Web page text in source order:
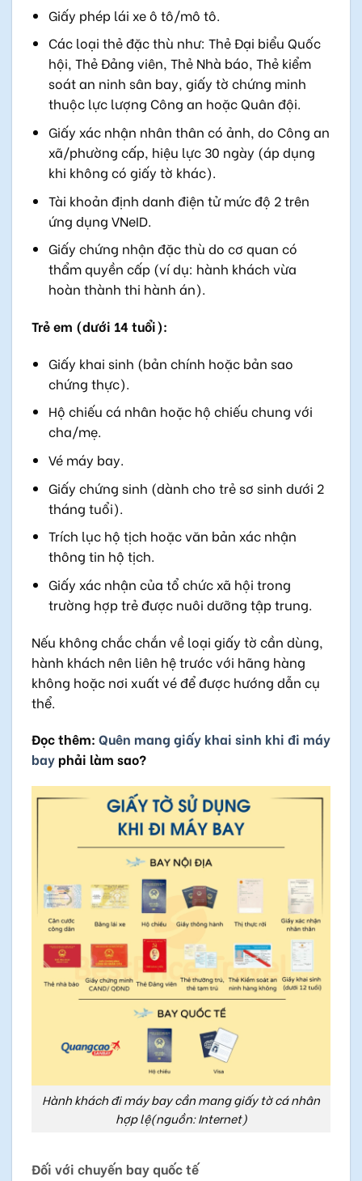
Giấy phép lái xe ô tô/mô tô.
Các loại thẻ đặc thù như: Thẻ Đại biểu Quốc
hội, Thẻ Đảng viên, Thẻ Nhà báo, Thẻ kiểm
soát an ninh sân bay, giấy tờ chứng minh
thuộc lực lượng Công an hoặc Quân đội.
Giấy xác nhận nhân thân có ảnh, do Công an
xã/phường cấp, hiệu lực 30 ngày (áp dụng
khi không có giấy tờ khác).
Tài khoản định danh điện tử mức độ 2 trên
ứng dụng VNeID.
Giấy chứng nhận đặc thù do cơ quan có
thẩm quyền cấp (ví dụ: hành khách vừa
hoàn thành thi hành án).
Trẻ em (dưới 14 tuổi):
Giấy khai sinh (bản chính hoặc bản sao
chứng thực).
Hộ chiếu cá nhân hoặc hộ chiếu chung với
cha/mẹ.
Vé máy bay.
Giấy chứng sinh (dành cho trẻ sơ sinh dưới 2
tháng tuổi).
Trích lục hộ tịch hoặc văn bản xác nhận
thông tin hộ tịch.
Giấy xác nhận của tổ chức xã hội trong
trường hợp trẻ được nuôi dưỡng tập trung.
Nếu không chắc chắn về loại giấy tờ cần dùng,
hành khách nên liên hệ trước với hãng hàng
không hoặc nơi xuất vé để được hướng dẫn cụ
thể.
Đọc thêm: Quên mang giấy khai sinh khi đi máy
bayphải làm sao?
Hành khách đi máy bay cần mang giấy tờ cá nhân
hợp lệ(nguồn: Internet)
Đối với chuyến bay quốc tế